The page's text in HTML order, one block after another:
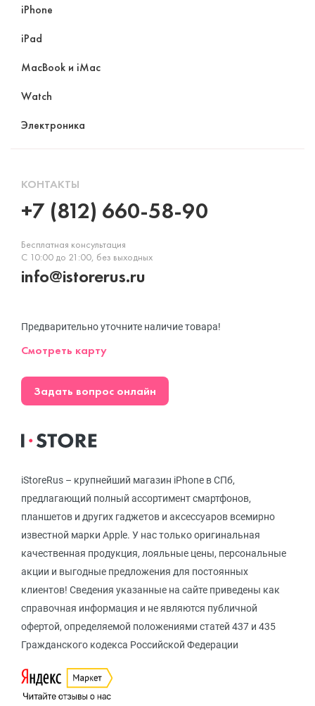
iStoreRus – крупнейший магазин iPhone в СПб,
предлагающий полный ассортимент смартфонов,
планшетов и других гаджетов и аксессуаров всемирно
известной марки Apple. У нас только оригинальная
качественная продукция, лояльные цены, персональные
акции и выгодные предложения для постоянных
клиентов! Сведения указанные на сайте приведены как
справочная информация и не являются публичной
офертой, определяемой положениями статей 437 и 435
Гражданского кодекса Российской Федерации
iPhone
iPad
MacBook и iMac
Watch
Электроника
КОНТАКТЫ
+7 (812) 660-58-90
Бесплатная консультация
С 10:00 до 21:00, без выходных
info@istorerus.ru
Предварительно уточните наличие товара!
Смотреть карту
Задать вопрос онлайн